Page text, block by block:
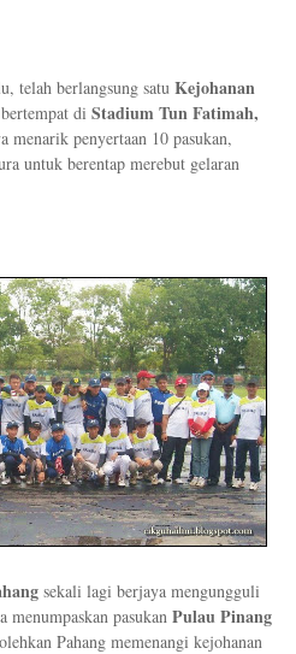
telah berlangsung satu Kejohanan
bertempat di Stadium Tun Fatimah,
menarik penyertaan 10 pasukan,
untuk berentap merebut gelaran
sekali lagi berjaya mengungguli
menumpaskan pasukan Pulau Pinang
Pahang memenangi kejohanan